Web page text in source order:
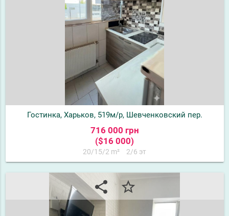
Гостинка, Харьков, 519м/р, Шевченковский пер.
716 000 грн
($16 000)
20/15/2 m² 2/6 эт
share star_border